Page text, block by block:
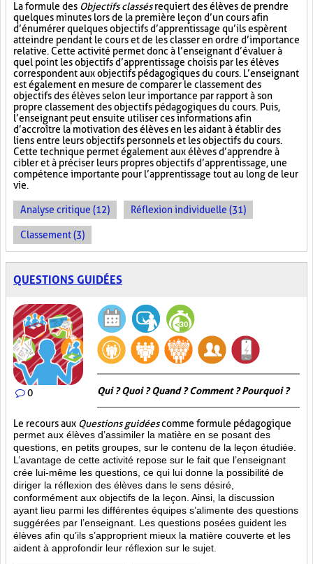
La formule des Objectifs classésrequiert des élèves de prendre
quelques minutes lors de la première leçon d’un cours afin
d’énumérer quelques objectifs d’apprentissage qu’ils espèrent
atteindre pendant le cours et de les classer en ordre d’importance
relative. Cette activité permet donc à l’enseignant d’évaluer à
quel point les objectifs d’apprentissage choisis par les élèves
correspondent aux objectifs pédagogiques du cours. L’enseignant
est également en mesure de comparer le classement des
objectifs des élèves selon leur importance par rapport à son
propre classement des objectifs pédagogiques du cours. Puis,
l’enseignant peut ensuite utiliser ces informations afin
d’accroître la motivation des élèves en les aidant à établir des
liens entre leurs objectifs personnels et les objectifs du cours.
Cette technique permet également aux élèves d’apprendre à
cibler et à préciser leurs propres objectifs d’apprentissage, une
compétence importante pour l’apprentissage tout au long de leur
vie.
Analyse critique (12) Réflexion individuelle (31)
Classement (3)
QUESTIONS GUIDÉES
0 Qui ? Quoi ? Quand ? Comment ? Pourquoi ?
Le recours aux Questions guidéescomme formule pédagogique
permet aux élèves d’assimiler la matière en se posant des
questions, en petits groupes, sur le contenu de la leçon étudiée.
L’avantage de cette activité repose sur le fait que l’enseignant
crée lui-même les questions, ce qui lui donne la possibilité de
diriger la réflexion des élèves dans le sens désiré,
conformément aux objectifs de la leçon. Ainsi, la discussion
ayant lieu parmi les différentes équipes s’alimente des questions
suggérées par l’enseignant. Les questions posées guident les
élèves afin qu’ils s’approprient mieux la matière couverte et les
aident à approfondir leur réflexion sur le sujet.